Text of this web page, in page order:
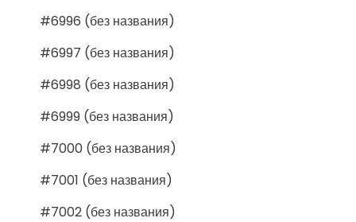
#6996 (без названия)
#6997 (без названия)
#6998 (без названия)
#6999 (без названия)
#7000 (без названия)
#7001 (без названия)
#7002 (без названия)